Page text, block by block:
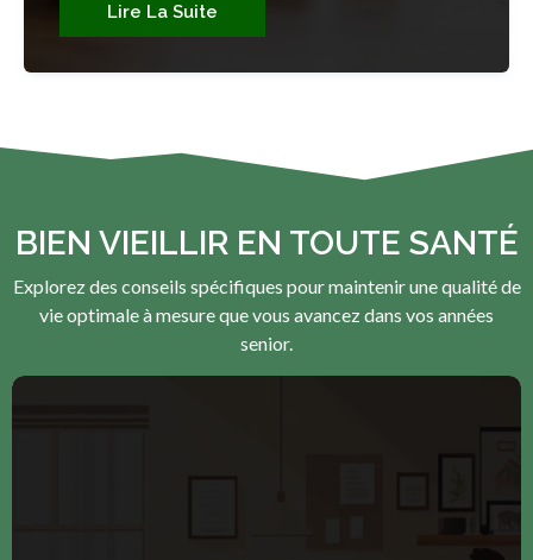
Lire La Suite
BIEN VIEILLIR EN TOUTE SANTÉ
Explorez des conseils spécifiques pour maintenir une qualité de
vie optimale à mesure que vous avancez dans vos années
senior.